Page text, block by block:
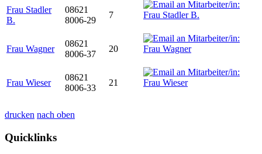
Frau Stadler
B.
08621
8006-29
7
Frau Wagner
08621
8006-37
20
Frau Wieser
08621
8006-33
21
drucken nach oben
Quicklinks